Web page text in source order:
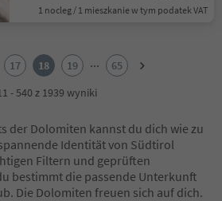
1 nocleg / 1 mieszkanie w tym podatek VAT
17 18 19 ...
65
- 540 z 1939 wyniki
der Dolomiten kannst du dich wie zu
Identität von Südtirol
Filtern und geprüften
bestimmt die passende Unterkunft
Die Dolomiten freuen sich auf dich.